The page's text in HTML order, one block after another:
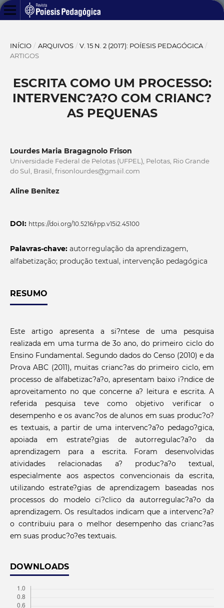
INÍCIO / ARQUIVOS / V. 15 N. 2 (2017): POÍESIS PEDAGÓGICA /
ARTIGOS
ESCRITA COMO UM PROCESSO:
INTERVENC?A?O COM CRIANC?
AS PEQUENAS
Lourdes Maria Bragagnolo Frison
Universidade Federal de Pelotas (UFPEL), Pelotas, Rio Grande
do Sul, Brasil, frisonlourdes@gmail.com
Aline Benitez
DOI: https://doi.org/10.5216/rpp.v15i2.45100
Palavras-chave: autorregulação da aprendizagem,
alfabetização; produção textual, intervenção pedagógica
RESUMO
Este artigo apresenta a si?ntese de uma pesquisa
realizada em uma turma de 3o ano, do primeiro ciclo do
Ensino Fundamental. Segundo dados do Censo (2010) e da
Prova ABC (2011), muitas crianc?as do primeiro ciclo, em
processo de alfabetizac?a?o, apresentam baixo i?ndice de
aproveitamento no que concerne a? leitura e escrita. A
referida pesquisa teve como objetivo verificar o
desempenho e os avanc?os de alunos em suas produc?o?
es textuais, a partir de uma intervenc?a?o pedago?gica,
apoiada em estrate?gias de autorregulac?a?o da
aprendizagem para a escrita. Foram desenvolvidas
atividades relacionadas a? produc?a?o textual,
especialmente aos aspectos convencionais da escrita,
utilizando estrate?gias de aprendizagem baseadas nos
processos do modelo ci?clico da autorregulac?a?o da
aprendizagem. Os resultados indicam que a intervenc?a?
o contribuiu para o melhor desempenho das crianc?as
em suas produc?o?es textuais.
DOWNLOADS